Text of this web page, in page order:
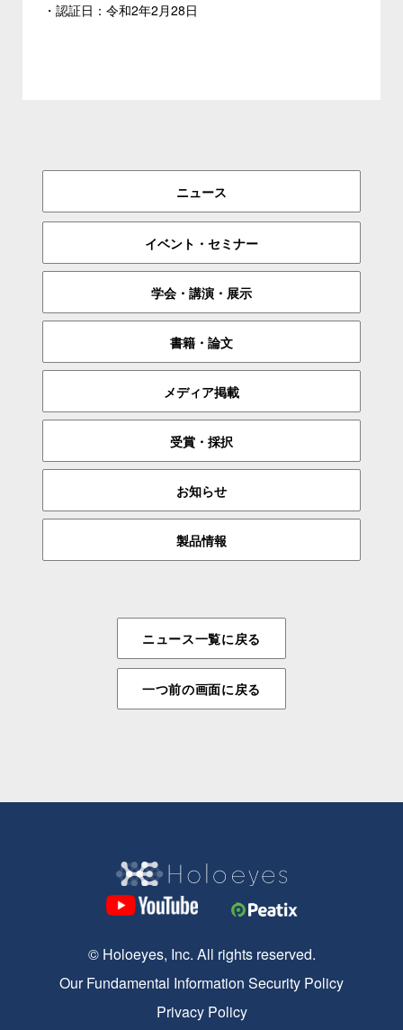
ニュース
イベント・セミナー
学会・講演・展示
書籍・論文
メディア掲載
受賞・採択
お知らせ
製品情報
・認証日：令和2年2月28日
ニュース一覧に戻る
一つ前の画面に戻る
© Holoeyes, Inc. All rights reserved.
Our Fundamental Information Security Policy
Privacy Policy